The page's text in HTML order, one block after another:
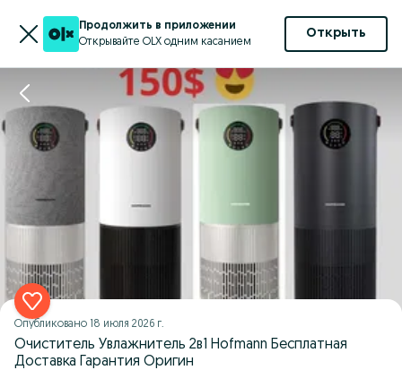
Продолжить в приложении
Открывайте OLX одним касанием
Открыть
Опубликовано 18 июля 2026 г.
Очиститель Увлажнитель 2в1 Hofmann Бесплатная
Доставка Гарантия Оригин